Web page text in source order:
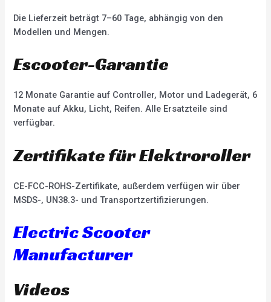
Die Lieferzeit beträgt 7–60 Tage, abhängig von den
Modellen und Mengen.
Escooter-Garantie
12 Monate Garantie auf Controller, Motor und Ladegerät, 6
Monate auf Akku, Licht, Reifen. Alle Ersatzteile sind
verfügbar.
Zertifikate für Elektroroller
CE-FCC-ROHS-Zertifikate, außerdem verfügen wir über
MSDS-, UN38.3- und Transportzertifizierungen.
Electric Scooter
Manufacturer
Videos